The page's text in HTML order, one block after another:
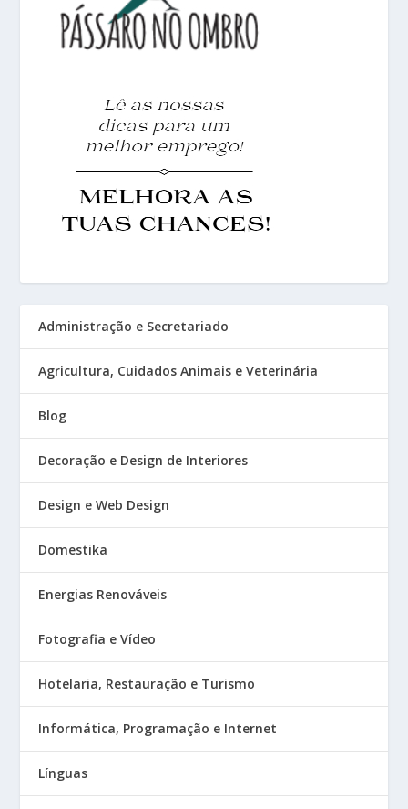
Administração e Secretariado
Agricultura, Cuidados Animais e Veterinária
Blog
Decoração e Design de Interiores
Design e Web Design
Domestika
Energias Renováveis
Fotografia e Vídeo
Hotelaria, Restauração e Turismo
Informática, Programação e Internet
Línguas